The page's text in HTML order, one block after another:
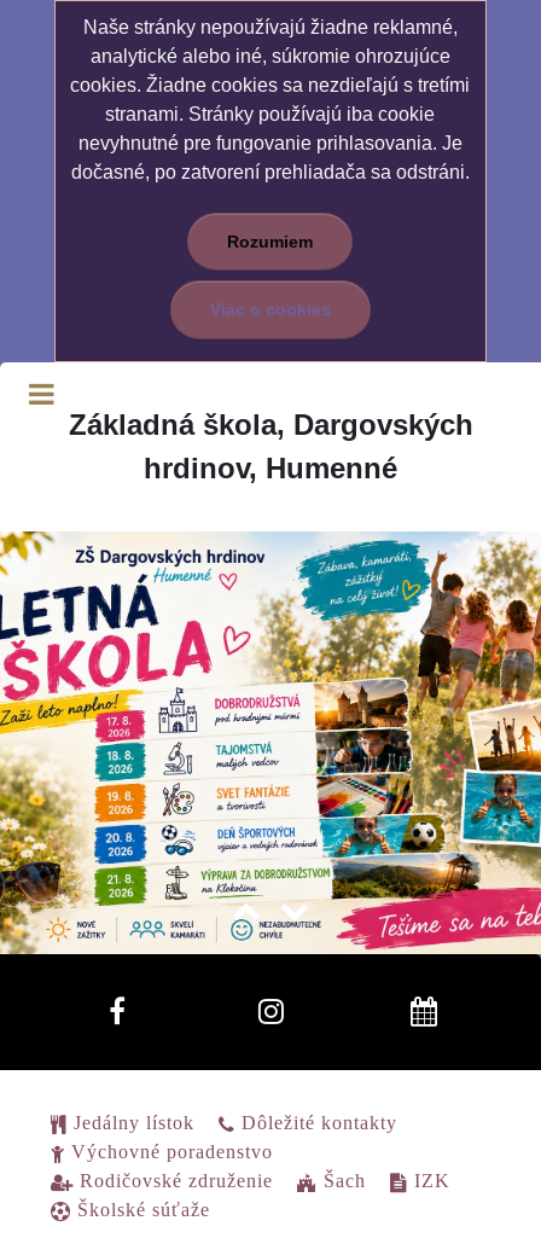
Naše stránky nepoužívajú žiadne reklamné,
analytické alebo iné, súkromie ohrozujúce
cookies. Žiadne cookies sa nezdieľajú s tretími
stranami. Stránky používajú iba cookie
nevyhnutné pre fungovanie prihlasovania. Je
dočasné, po zatvorení prehliadača sa odstráni.
Rozumiem
Viac o cookies
Základná škola, Dargovských
hrdinov, Humenné
Jedálny lístok
Dôležité kontakty
Výchovné poradenstvo
Rodičovské združenie
Šach
IZK
Školské súťaže